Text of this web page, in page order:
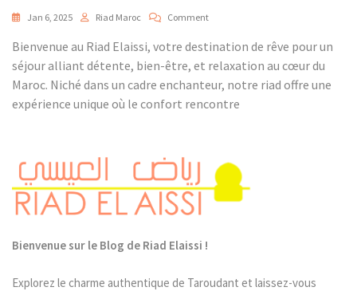
Jan 6, 2025 Riad Maroc CommentOn
De
Rêve
Riad
Elaissi
Bien-
Être
Bienvenue au Riad Elaissi, votre destination de rêve pour un
séjour alliant détente, bien-être, et relaxation au cœur du
Maroc. Niché dans un cadre enchanteur, notre riad offre une
expérience unique où le confort rencontre
Bienvenue sur le Blog de Riad Elaissi !
Explorez le charme authentique de Taroudant et laissez-vous